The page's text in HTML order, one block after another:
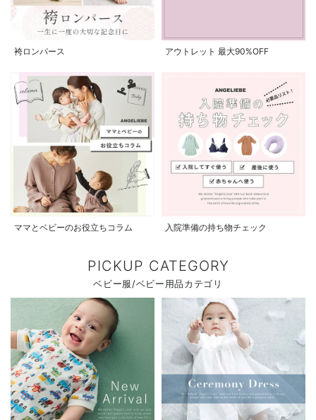
袴ロンパース アウトレット 最大90%OFF
ママとベビーのお役立ちコラム 入院準備の持ち物チェック
PICKUP CATEGORY
ベビー服/ベビー用品カテゴリ